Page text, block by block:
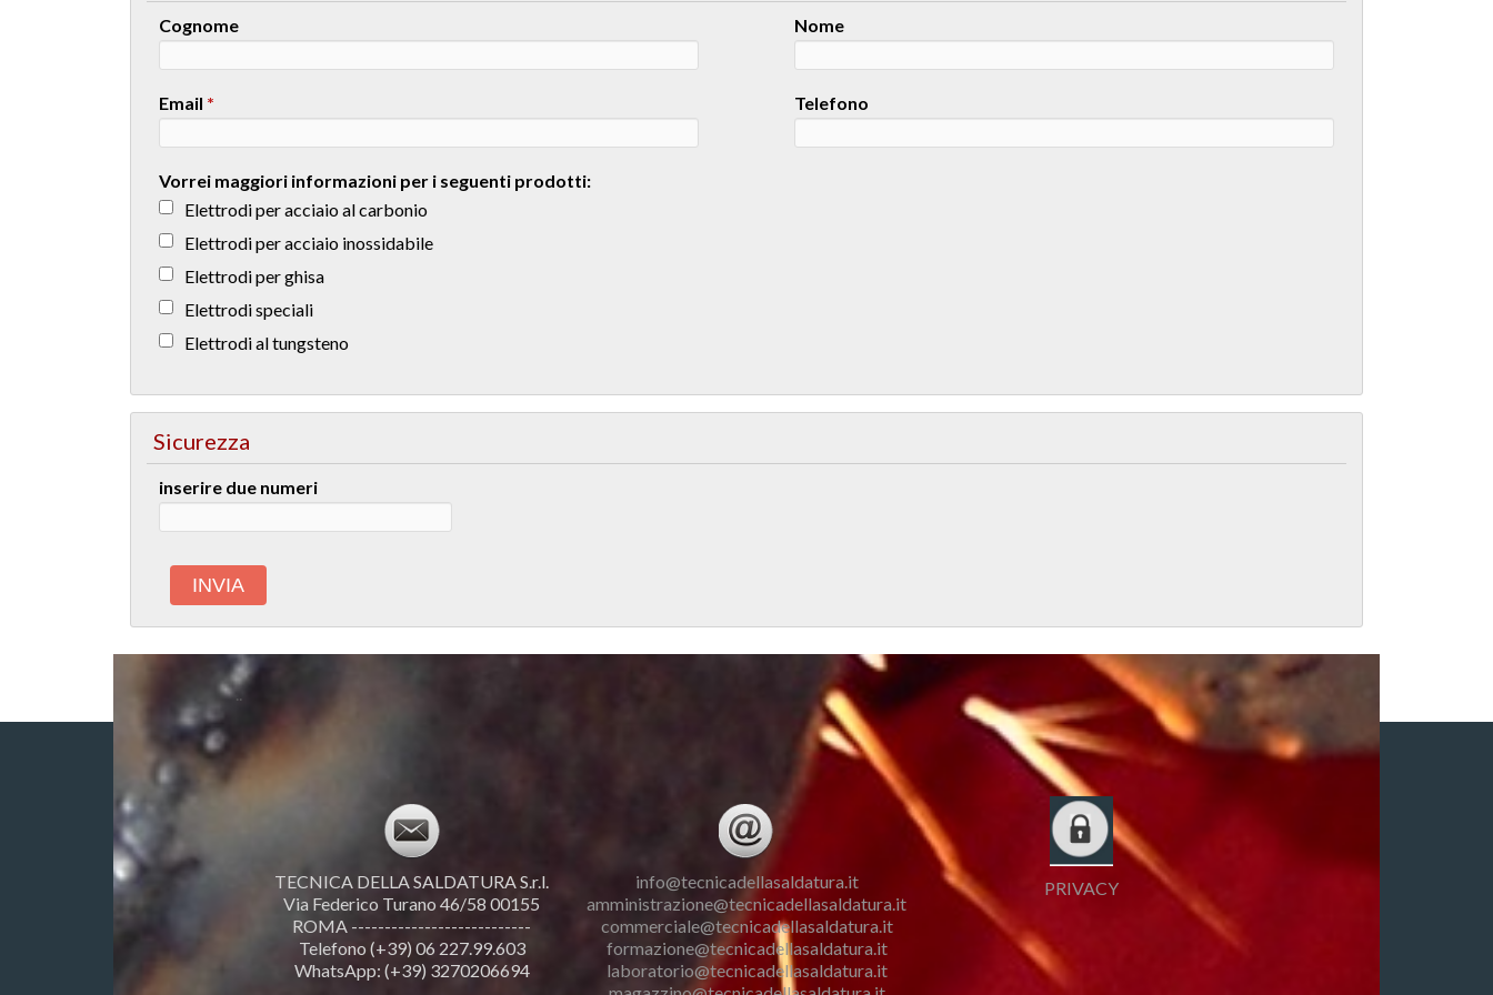
Cognome Nome
Email * Telefono
Vorrei maggiori informazioni per i seguenti prodotti:
Elettrodi per acciaio al carbonio
Elettrodi per acciaio inossidabile
Elettrodi per ghisa
Elettrodi speciali
Elettrodi al tungsteno
Sicurezza
inserire due numeri
..
TECNICA DELLA SALDATURA S.r.l.
Via Federico Turano 46/58 00155
ROMA ---------------------------
Telefono (+39) 06 227.99.603
WhatsApp: (+39) 3270206694
info@tecnicadellasaldatura.it
amministrazione@tecnicadellasaldatura.it
commerciale@tecnicadellasaldatura.it
formazione@tecnicadellasaldatura.it
laboratorio@tecnicadellasaldatura.it
PRIVACY